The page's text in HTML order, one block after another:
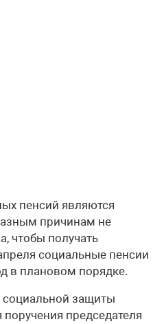
пенсий являются
причинам не
чтобы получать
социальные пенсии
в плановом порядке.
социальной защиты
председателя